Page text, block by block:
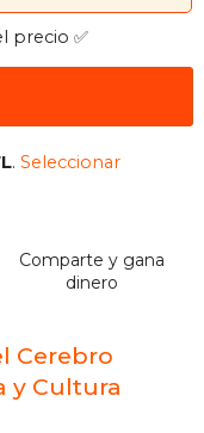
precio ✅
.Seleccionar
Comparte y gana
dinero
Cerebro
y Cultura